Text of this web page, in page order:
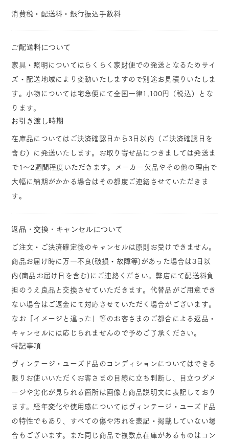
消費税・配送料・銀行振込手数料
ご配送料について
家具・照明についてはらくらく家財便での発送となるためサイ
ズ・配送地域により変動いたしますので別途お見積りいたしま
す。小物については宅急便にて全国一律1,100円（税込）とな
ります。
お引き渡し時期
在庫品についてはご決済確認日から3日以内（ご決済確認日を
含む）に発送いたします。お取り寄せ品につきましては発送ま
で1～2週間程度いただきます。メーカー欠品やその他の理由で
大幅に納期がかかる場合はその都度ご連絡させていただきま
す。
返品・交換・キャンセルについて
ご注文・ご決済確定後のキャンセルは原則お受けできません。
商品お届け時に万一不良(破損・故障等)があった場合は3日以
内(商品お届け日を含む)にご連絡ください。弊店にて配送料負
担のうえ良品と交換させていただきます。代替品がご用意でき
ない場合はご返金にて対応させていただく場合がございます。
なお「イメージと違った」等のお客さまのご都合による返品・
キャンセルには応じられませんので予めご了承ください。
特記事項
ヴィンテージ・ユーズド品のコンディションについてはできる
限りお使いいただくお客さまの目線に立ち判断し、目立つダメ
ージや劣化が見られる箇所は画像と商品説明文に表記しており
ます。経年変化や使用感についてはヴィンテージ・ユーズド品
の特性でもあり、すべての傷や汚れを表記・掲載していない場
合もございます。また同じ商品で複数点在庫があるものはコン